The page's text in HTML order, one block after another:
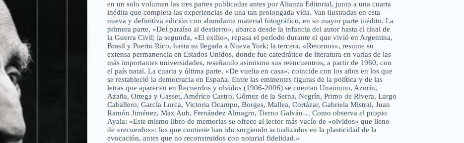
en un solo volumen las tres partes publicadas antes por Alianza Editorial, junto a una cuarta
inédita que completa las experiencias de una tan prolongada vida. Van ilustradas en esta
nueva y definitiva edición con abundante material fotográfico, en su mayor parte inédito. La
primera parte, «Del paraíso al destierro», abarca desde la infancia del autor hasta el final de
la Guerra Civil; la segunda, «El exilio», repasa el período durante el que vivió en Argentina,
Brasil y Puerto Rico, hasta su llegada a Nueva York; la tercera, «Retornos», resume su
extensa permanencia en Estados Unidos, donde fue catedrático de literatura en varias de las
más importantes universidades, reseñando asimismo sus reencuentros, a partir de 1960, con
el país natal. La cuarta y última parte, «De vuelta en casa», coincide con los años en los que
se restableció la democracia en España. Entre las eminentes figuras de la política y de las
letras que aparecen en Recuerdos y olvidos (1906-2006) se cuentan Unamuno, Azorín,
Azaña, Ortega y Gasset, Américo Castro, Gómez de la Serna, Negrín, Primo de Rivera, Largo
Caballero, García Lorca, Victoria Ocampo, Borges, Mallea, Cortázar, Gabriela Mistral, Juan
Ramón Jiménez, Max Aub, Fernández Almagro, Tierno Galván… Como observa el propio
Ayala: «Este mismo libro de memorias se ofrece al lector más vacío de «olvidos» que lleno
de «recuerdos»: los que contiene han ido surgiendo actualizados en la plasticidad de la
evocación, antes que no reconstruidos con notarial fidelidad.»